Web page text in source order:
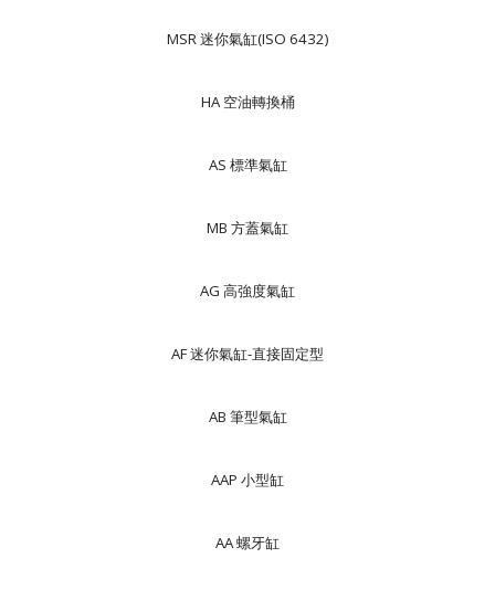
MSR 迷你氣缸(ISO 6432)
HA 空油轉換桶
AS 標準氣缸
MB 方蓋氣缸
AG 高強度氣缸
AF 迷你氣缸-直接固定型
AB 筆型氣缸
AAP 小型缸
AA 螺牙缸